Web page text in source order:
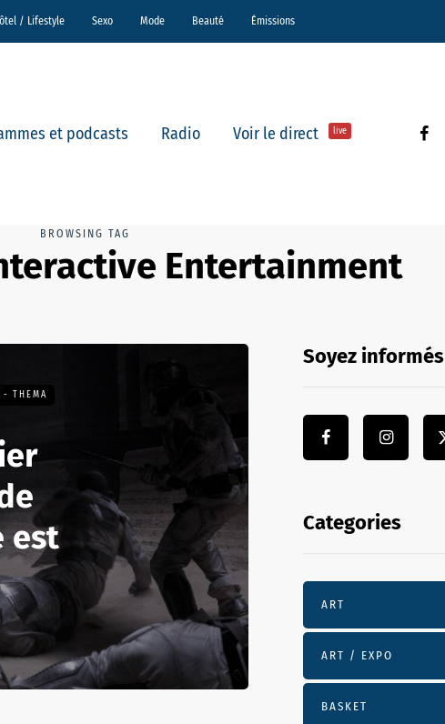
/ Lifestyle Sexo Mode Beauté Émissions
et podcasts Radio Voir le direct live
BROWSING TAG
Entertainment
- THEMA
est
Soyez informés
Categories
ART
ART / EXPO
BASKET